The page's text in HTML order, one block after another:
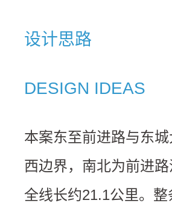
设计思路
DESIGN IDEAS
本案东至前进路与东
西边界，南北为前进
全线长约21.1公里。